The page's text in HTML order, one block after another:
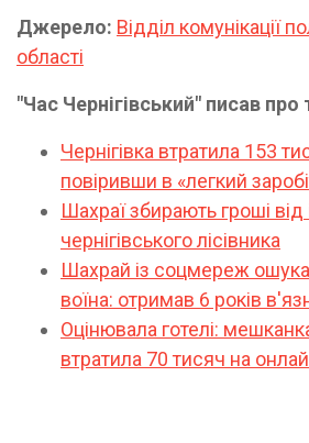
Джерело: Відділ комунікації
області
"Час Чернігівський" писав про
Чернігівка втратила 153
повіривши в «легкий
Шахраї збирають гроші від
чернігівського лісівника
Шахрай із соцмереж
воїна: отримав 6 років
Оцінювала готелі:
втратила 70 тисяч на